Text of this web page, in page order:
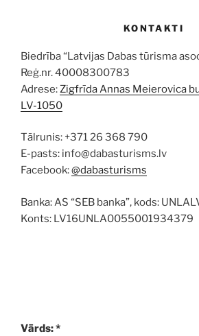
KONTAKTI
Biedrība “Latvijas Dabas tūrisma
Reģ.nr. 40008300783
Adrese: Zigfrīda Annas Meierovica
LV-1050
Tālrunis: +371 26 368 790
E-pasts: info@dabasturisms.lv
Facebook:@dabasturisms
Banka: AS “SEB banka”, kods:
Konts: LV16UNLA0055001934379
Vārds: *